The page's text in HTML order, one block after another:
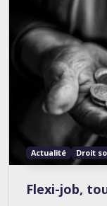
Actualité Droit
Flexi-job,